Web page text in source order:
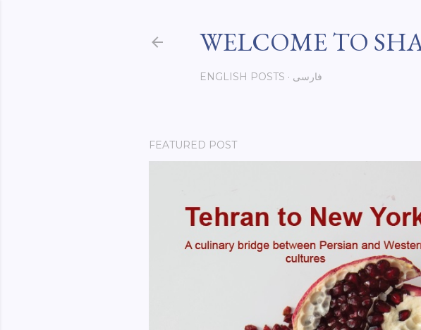
WELCOME TO
ENGLISH POSTS فارسی
FEATURED POST